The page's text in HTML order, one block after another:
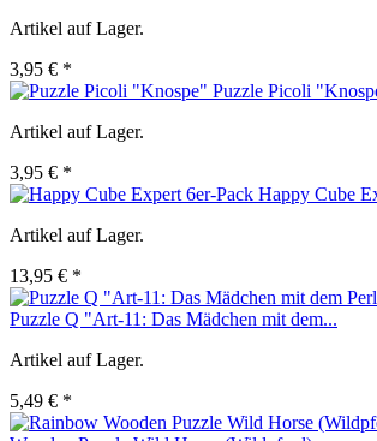
Artikel auf Lager.
3,95 € *
Puzzle Picoli
Artikel auf Lager.
3,95 € *
Happy Cube
Artikel auf Lager.
13,95 € *
Puzzle Q "Art-11: Das Mädchen mit dem...
Artikel auf Lager.
5,49 € *